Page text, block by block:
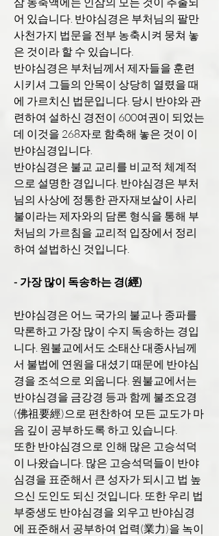
어 있습니다. 반야심경은 부처님의 팔만
사천가지 법문을 전부 농축시켜 뭉쳐 놓
은 것이라 할 수 있습니다.
반야심경은 부처님께서 제자들을 훈련
시키셔 그들의 안목이 상당히 열렸을 때
에 가르치신 법문입니다. 당시 반야와 관
련하여 설하신 경전이 600여권이 되었는
데 이것을 268자로 함축해 놓은 것이 이
반야심경입니다.
반야심경은 불교 교리를 비교적 체계적
으로 설명한 경입니다. 반야심경은 부처
님의 사상에 정통한 관자재보살이 사리
불이라는 제자와의 담론 형식을 통해 부
처님의 가르침을 교리적 입장에서 정리
하여 설법하신 것입니다.
- 가장 많이 독송하는 경(經)
반야심경은 어느 국가의 불교나 종파를
막론하고 가장 많이 수지 독송하는 경입
니다. 원불교에서도 소태산 대종사님께
서 불법에 연원을 대셨기 때문에 반야심
경을 조석으로 외웁니다. 원불교에서는
반야심경을 금강경 등과 함께 불조요경
(佛祖要經)으로 편찬하여 모든 교도가 마
음 깊이 공부하도록 하고 있습니다.
또한 반야심경으로 인해 많은 고승석덕
이 나왔습니다. 많은 고승석덕들이 반야
심경을 표준해서 큰 성자가 되시고 법 높
으신 도인도 되신 것입니다. 또한 우리 법
부중생도 반야심경을 외우고 반야심경
에 표준해서 공부하여 업력(業力)을 녹이